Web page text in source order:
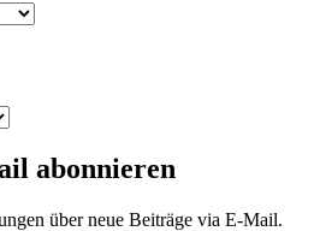
abonnieren
über neue Beiträge via E-Mail.